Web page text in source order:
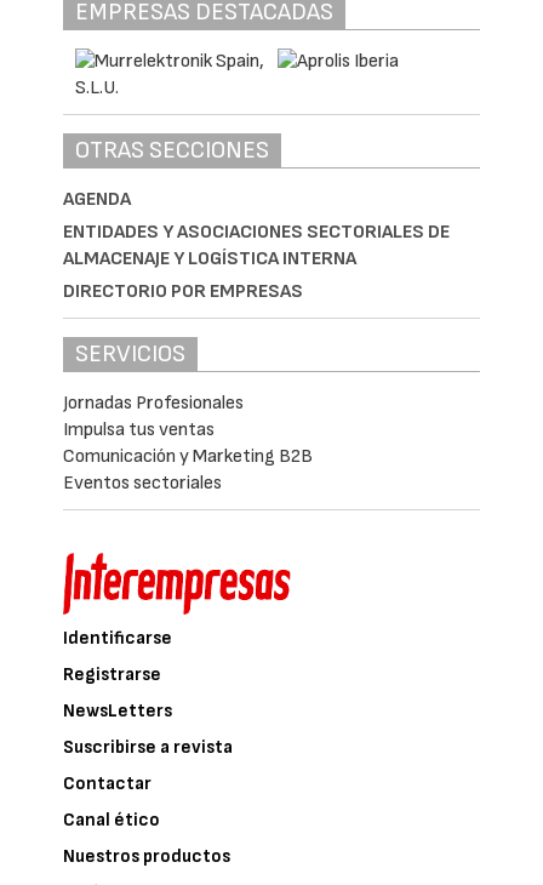
EMPRESAS DESTACADAS
OTRAS SECCIONES
AGENDA
ENTIDADES Y ASOCIACIONES SECTORIALES DE
ALMACENAJE Y LOGÍSTICA INTERNA
DIRECTORIO POR EMPRESAS
SERVICIOS
Jornadas Profesionales
Impulsa tus ventas
Comunicación y Marketing B2B
Eventos sectoriales
Identificarse
Registrarse
NewsLetters
Suscribirse a revista
Contactar
Canal ético
Nuestros productos